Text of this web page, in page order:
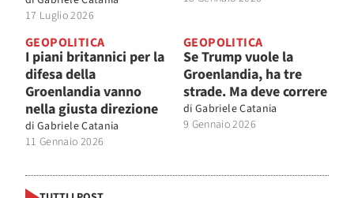
17 Luglio 2026
GEOPOLITICA
I piani britannici per la
difesa della
Groenlandia vanno
nella giusta direzione
di Gabriele Catania
11 Gennaio 2026
GEOPOLITICA
Se Trump vuole la
Groenlandia, ha tre
strade. Ma deve correre
di Gabriele Catania
9 Gennaio 2026